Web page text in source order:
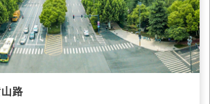
路